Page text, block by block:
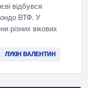
відбувся
ВТФ. У
різних вікових
ЛУКІН ВАЛЕНТИН